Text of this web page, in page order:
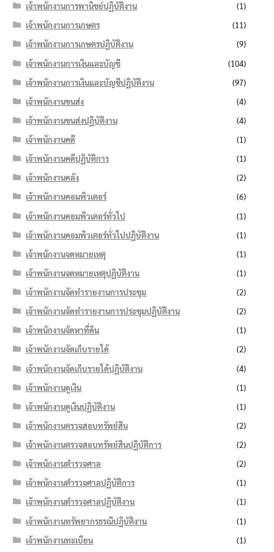
เจ้าพนักงานการพานิชย์ปฏิบัติงาน
(1)
เจ้าพนักงานการเกษตร
(11)
เจ้าพนักงานการเกษตรปฏิบัติงาน
(9)
เจ้าพนักงานการเงินและบัญชี
(104)
เจ้าพนักงานการเงินและบัญชีปฏิบัติงาน
(97)
เจ้าพนักงานขนส่ง
(4)
เจ้าพนักงานขนส่งปฏิบัติงาน
(4)
เจ้าพนักงานคดี
(1)
เจ้าพนักงานคดีปฏิบัติการ
(1)
เจ้าพนักงานคลัง
(2)
เจ้าพนักงานคอมพิวเตอร์
(6)
เจ้าพนักงานคอมพิวเตอร์ทั่วไป
(1)
เจ้าพนักงานคอมพิวเตอร์ทั่วไปปฏิบัติงาน
(1)
เจ้าพนักงานจดหมายเหตุ
(1)
เจ้าพนักงานจดหมายเหตุปฏิบัติงาน
(1)
เจ้าพนักงานจัดทำรายงานการประชุม
(2)
เจ้าพนักงานจัดทำรายงานการประชุมปฏิบัติงาน
(2)
เจ้าพนักงานจัดหาที่ดิน
(1)
เจ้าพนักงานจัดเก็บรายได้
(2)
เจ้าพนักงานจัดเก็บรายได้ปฏิบัติงาน
(4)
เจ้าพนักงานดูเงิน
(1)
เจ้าพนักงานดูเงินปฏิบัติงาน
(1)
เจ้าพนักงานตรวจสอบทรัพย์สิน
(2)
เจ้าพนักงานตรวจสอบทรัพย์สินปฏิบัติการ
(2)
เจ้าพนักงานตำรวจศาล
(2)
เจ้าพนักงานตำรวจศาลปฏิบัติการ
(1)
เจ้าพนักงานตำรวจศาลปฏิบัติงาน
(1)
เจ้าพนักงานทรัพยากรธรณีปฏิบัติงาน
(1)
เจ้าพนักงานทะเบียน
(1)